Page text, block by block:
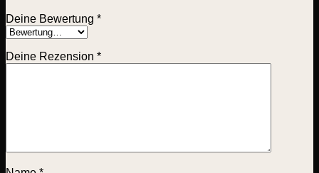
Deine Bewertung *
Deine Rezension *